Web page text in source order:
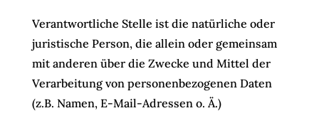
Verantwortliche Stelle ist die natürliche oder
juristische Person, die allein oder gemeinsam
mit anderen über die Zwecke und Mittel der
Verarbeitung von personenbezogenen Daten
(z.B. Namen, E-Mail-Adressen o. Ä.)